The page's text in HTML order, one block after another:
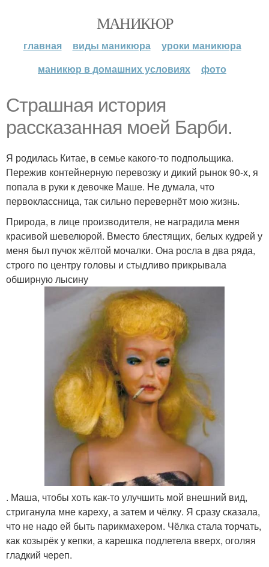
МАНИКЮР
главная виды маникюра
уроки маникюра
маникюр в домашних условиях
фото
Страшная история
рассказанная моей Барби.
Я родилась Китае, в семье какого-то подпольщика.
Пережив контейнерную перевозку и дикий рынок 90-х, я
попала в руки к девочке Маше. Не думала, что
первоклассница, так сильно перевернёт мою жизнь.
Природа, в лице производителя, не наградила меня
красивой шевелюрой. Вместо блестящих, белых кудрей у
меня был пучок жёлтой мочалки. Она росла в два ряда,
строго по центру головы и стыдливо прикрывала
обширную лысину
. Маша, чтобы хоть как-то улучшить мой внешний вид,
стриганула мне кареху, а затем и чёлку. Я сразу сказала,
что не надо ей быть парикмахером. Чёлка стала торчать,
как козырёк у кепки, а карешка подлетела вверх, оголяя
гладкий череп.